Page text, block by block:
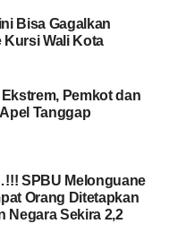
Bisa Gagalkan
Wali Kota
Pemkot dan
Tanggap
SPBU Melonguane
Orang Ditetapkan
Negara Sekira 2,2